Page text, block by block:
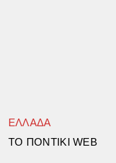
ΕΛΛΑΔΑ
TΟ ΠΟΝΤΙΚΙ WEB